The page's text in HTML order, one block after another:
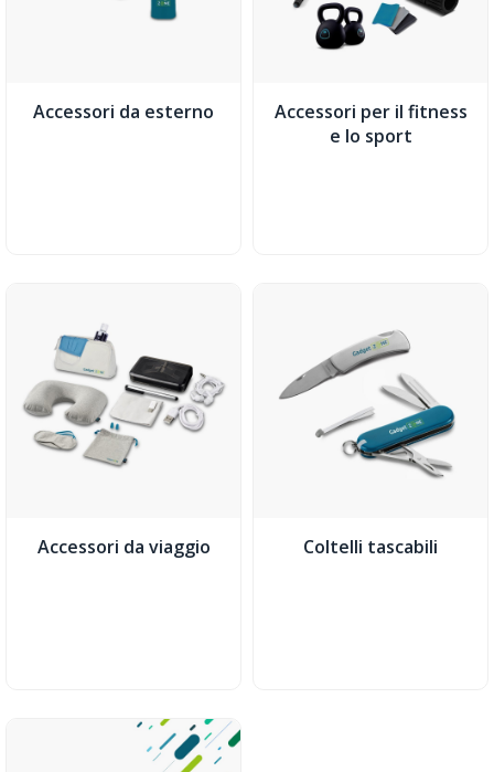
Accessori da esterno
Accessori per il fitness
e lo sport
Accessori da viaggio Coltelli tascabili